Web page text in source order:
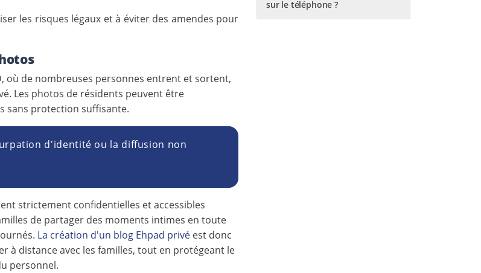
les risques légaux et à éviter des amendes pour
où de nombreuses personnes entrent et sortent,
Les photos de résidents peuvent être
sans protection suffisante.
d'identité ou la diffusion non
strictement confidentielles et accessibles
de partager des moments intimes en toute
La création d'un blog Ehpad privé est donc
à distance avec les familles, tout en protégeant le
personnel.
sur le téléphone ?